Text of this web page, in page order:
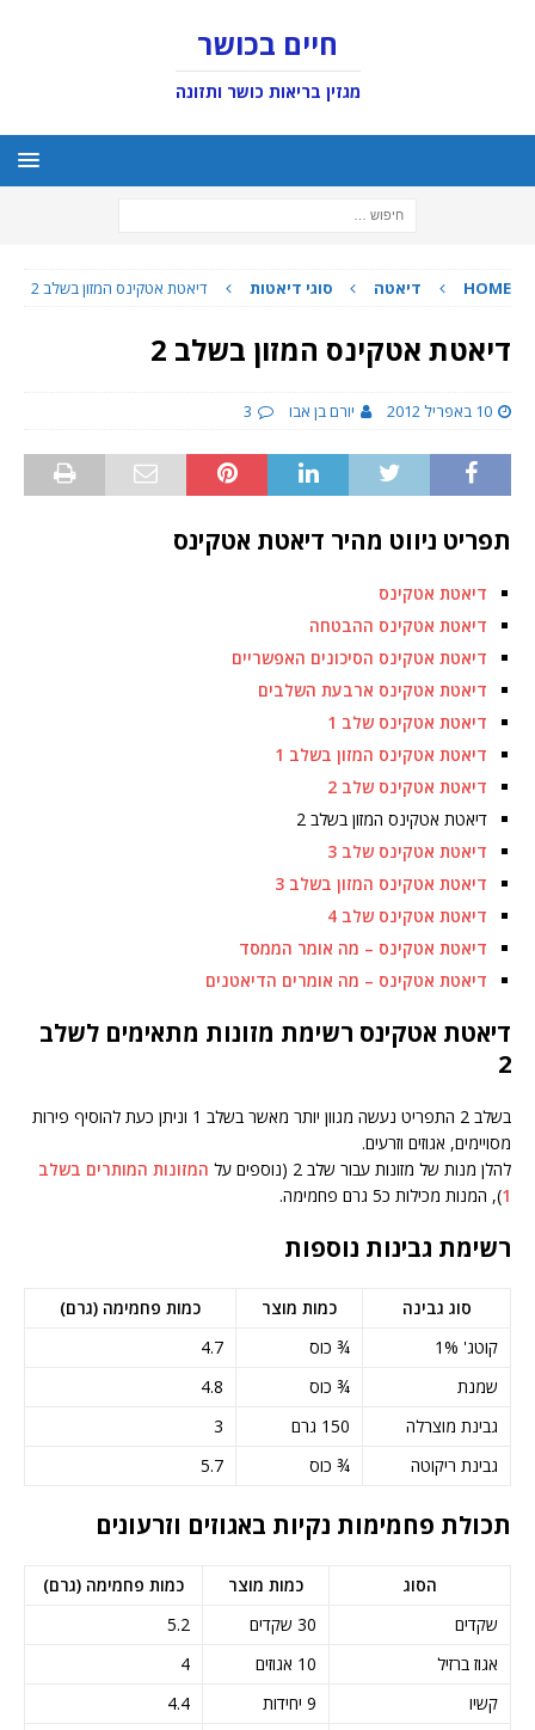
חיים בכושר
מגזין בריאות כושר ותזונה
HOME דיאטה סוגי דיאטות דיאטת אטקינס המזון בשלב 2
דיאטת אטקינס המזון בשלב 2
10 באפריל 2012 יורם בן אבו 3
תפריט ניווט מהיר דיאטת אטקינס
דיאטת אטקינס
דיאטת אטקינס ההבטחה
דיאטת אטקינס הסיכונים האפשריים
דיאטת אטקינס ארבעת השלבים
דיאטת אטקינס שלב 1
דיאטת אטקינס המזון בשלב 1
דיאטת אטקינס שלב 2
דיאטת אטקינס המזון בשלב 2
דיאטת אטקינס שלב 3
דיאטת אטקינס המזון בשלב 3
דיאטת אטקינס שלב 4
דיאטת אטקינס – מה אומר הממסד
דיאטת אטקינס – מה אומרים הדיאטנים
דיאטת אטקינס רשימת מזונות מתאימים לשלב
2
בשלב 2 התפריט נעשה מגוון יותר מאשר בשלב 1 וניתן כעת להוסיף פירות
מסויימים, אגוזים וזרעים.
להלן מנות של מזונות עבור שלב 2 (נוספים על
המזונות המותרים בשלב
1), המנות מכילות כ5 גרם פחמימה.
רשימת גבינות נוספות
סוג גבינה כמות מוצר
כמות פחמימה (גרם)
קוטג' 1%
¾ כוס
4.7
שמנת
¾ כוס
4.8
גבינת מוצרלה
150 גרם
3
גבינת ריקוטה
¾ כוס 5.7
תכולת פחמימות נקיות באגוזים וזרעונים
הסוג כמות מוצר
כמות פחמימה (גרם)
שקדים
30 שקדים
5.2
אגוז ברזיל
10 אגוזים
4
קשיו
9 יחידות
4.4